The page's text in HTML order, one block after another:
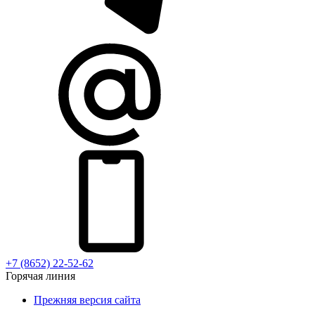
+7 (8652) 22-52-62
Горячая линия
Прежняя версия сайта